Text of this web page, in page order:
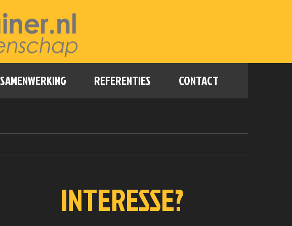
SAMENWERKING REFERENTIES CONTACT
INTERESSE?